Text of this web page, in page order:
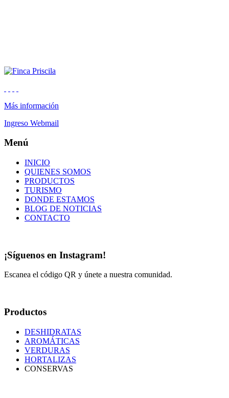
Más información
Ingreso Webmail
Menú
INICIO
QUIENES SOMOS
PRODUCTOS
TURISMO
DONDE ESTAMOS
BLOG DE NOTICIAS
CONTACTO
¡Síguenos en Instagram!
Escanea el código QR y únete a nuestra comunidad.
Productos
DESHIDRATAS
AROMÁTICAS
VERDURAS
HORTALIZAS
CONSERVAS